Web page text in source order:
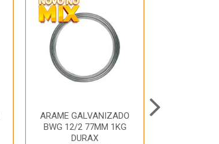
ARAME GALVANIZADO
BWG 12/2 77MM 1KG
DURAX